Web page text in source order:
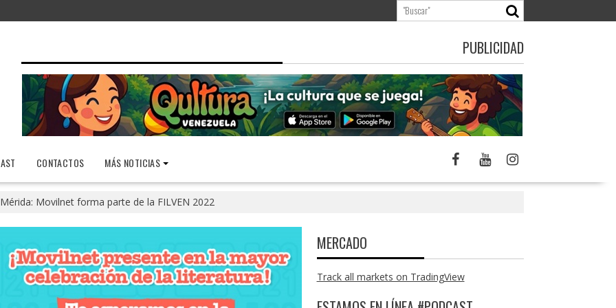
PUBLICIDAD
CONTACTOS MÁS NOTICIAS
Mérida: Movilnet forma parte de la FILVEN 2022
MERCADO
Track all markets on TradingView